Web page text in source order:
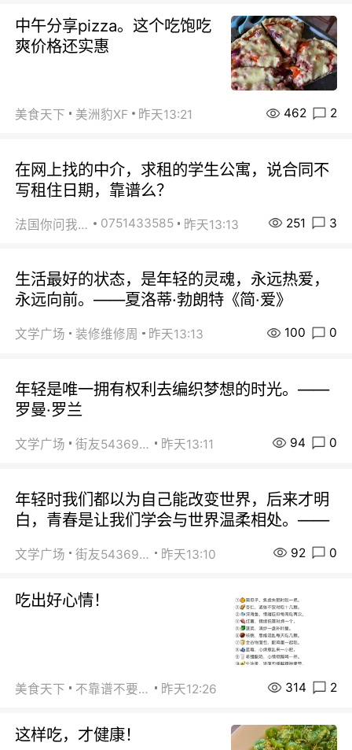
中午分享pizza。这个吃饱吃
爽价格还实惠
美食天下 美洲豹XF 昨天13:21 462 2
在网上找的中介，求租的学生公寓，说合同不
写租住日期，靠谱么？
法国你问我答 0751433585 昨天13:13 251 3
生活最好的状态，是年轻的灵魂，永远热爱，
永远向前。——夏洛蒂·勃朗特《简·爱》
文学广场 装修维修周 昨天13:13 100 0
年轻是唯一拥有权利去编织梦想的时光。——
罗曼·罗兰
文学广场 街友54369822 昨天13:11 94 0
年轻时我们都以为自己能改变世界，后来才明
白，青春是让我们学会与世界温柔相处。——
文学广场 街友54369822 昨天13:10 92 0
吃出好心情！
美食天下 不靠谱不要联系 昨天12:26 314 2
这样吃，才健康！